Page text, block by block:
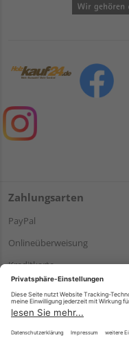
Zahlungsarten
PayPal
Onlineüberweisung
Kreditkarte
Rechnung*
*Bonität vorausgesetzt